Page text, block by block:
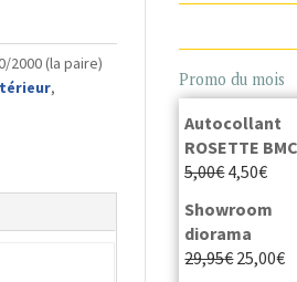
2000 (la paire)
, Promo du mois
Autocollant
ROSETTE BMC
5,00€4,50€
Showroom
diorama
29,95€25,00€